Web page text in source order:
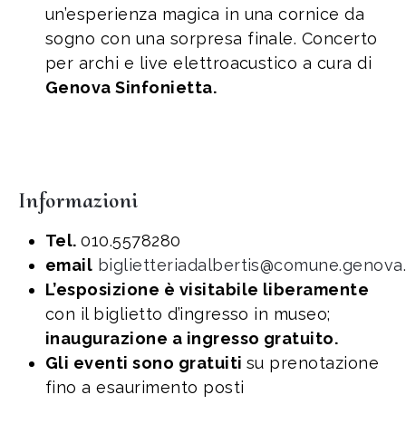
un’esperienza magica in una cornice da
sogno con una sorpresa finale. Concerto
per archi e live elettroacustico a cura di
Genova Sinfonietta.
Informazioni
Tel.010.5578280
email
L’esposizione è visitabile liberamente
con il biglietto d’ingresso in museo;
inaugurazione a ingresso gratuito.
Gli eventi sono gratuiti su prenotazione
fino a esaurimento posti